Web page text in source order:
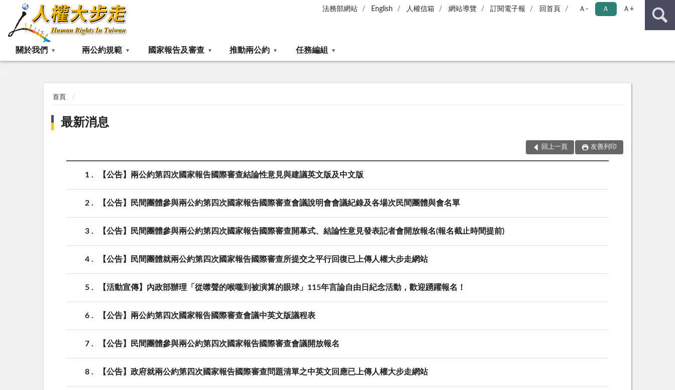
法務部網站 English 人權信箱 網站導覽 訂閱電子報 回首頁 Ａ- Ａ Ａ+
關於我們 兩公約規範 國家報告及審查 推動兩公約 任務編組
首頁
最新消息
回上一頁 友善列印
1 【公告】兩公約第四次國家報告國際審查結論性意見與建議英文版及中文版
2 【公告】民間團體參與兩公約第四次國家報告國際審查會議說明會會議紀錄及各場次民間團體與會名單
3 【公告】民間團體參與兩公約第四次國家報告國際審查開幕式、結論性意見發表記者會開放報名(報名截止時間提前)
4 【公告】民間團體就兩公約第四次國家報告國際審查所提交之平行回復已上傳人權大步走網站
5 【活動宣傳】內政部辦理「從噤聲的喉嚨到被演算的眼球」115年言論自由日紀念活動，歡迎踴躍報名！
6 【公告】兩公約第四次國家報告國際審查會議中英文版議程表
7 【公告】民間團體參與兩公約第四次國家報告國際審查會議開放報名
8 【公告】政府就兩公約第四次國家報告國際審查問題清單之中英文回應已上傳人權大步走網站